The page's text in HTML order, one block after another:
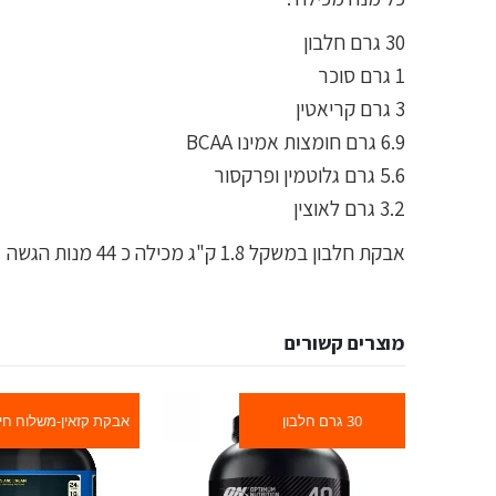
30 גרם חלבון
1 גרם סוכר
3 גרם קריאטין
6.9 גרם חומצות אמינו BCAA
5.6 גרם גלוטמין ופרקסור
3.2 גרם לאוצין
אבקת חלבון במשקל 1.8 ק"ג מכילה כ 44 מנות הגשה
מוצרים קשורים
30 גרם חלבון אבקת קזאין-משלוח